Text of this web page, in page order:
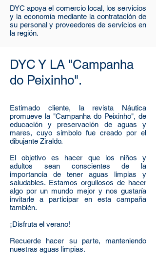
DYC apoya el comercio local, los servicios
y la economía mediante la contratación de
su personal y proveedores de servicios en
la región.
DYC Y LA "Campanha
do Peixinho".
Estimado cliente, la revista Náutica
promueve la "Campanha do Peixinho", de
educación y preservación de aguas y
mares, cuyo símbolo fue creado por el
dibujante Ziraldo.
El objetivo es hacer que los niños y
adultos sean conscientes de la
importancia de tener aguas limpias y
saludables. Estamos orgullosos de hacer
algo por un mundo mejor y nos gustaría
invitarle a participar en esta campaña
también.
¡Disfruta el verano!
Recuerde hacer su parte, manteniendo
nuestras aguas limpias.